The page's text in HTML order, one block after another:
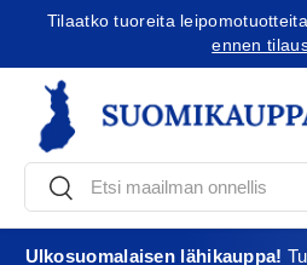
Tilaatko tuoreita
ennen
EtsiEtsi
Ulkosuomalaisen lähikauppa!